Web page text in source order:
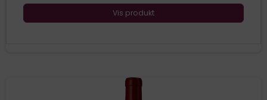
Vis produkt